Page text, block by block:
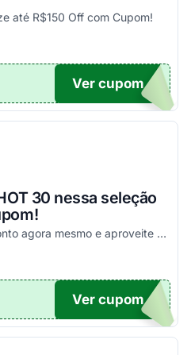
até R$150 Off com Cupom!
OM10
Ver cupom
30 nessa seleção
Pegue seu cupom de desconto agora mesmo e aproveite esta incrível oportunidade para economizar nas suas compras com este código!
X50
Ver cupom